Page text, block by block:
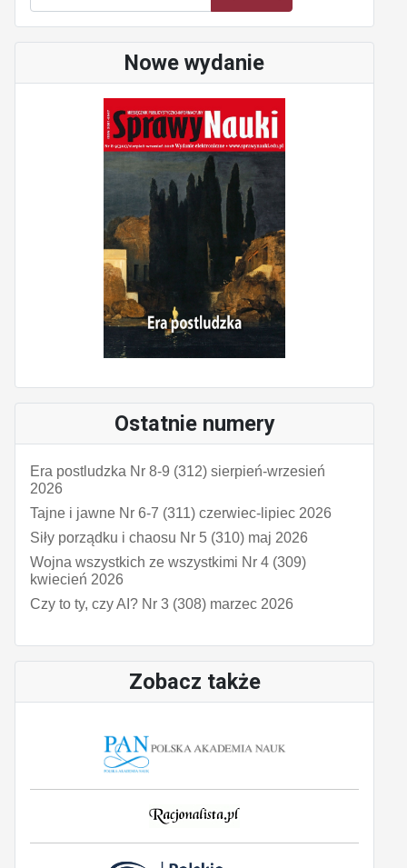
Nowe wydanie
Ostatnie numery
Era postludzka Nr 8-9 (312) sierpień-wrzesień
2026
Tajne i jawne Nr 6-7 (311) czerwiec-lipiec 2026
Siły porządku i chaosu Nr 5 (310) maj 2026
Wojna wszystkich ze wszystkimi Nr 4 (309)
kwiecień 2026
Czy to ty, czy AI? Nr 3 (308) marzec 2026
Zobacz także